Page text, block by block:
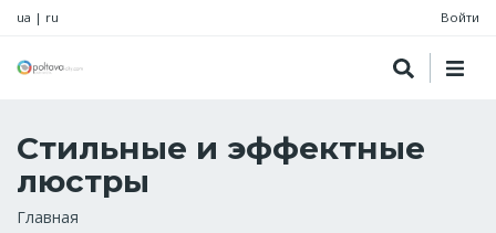
ua | ru Войти
Стильные и эффектные
люстры
Строка
Главная